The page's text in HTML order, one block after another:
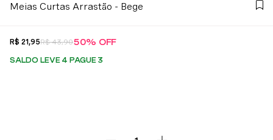
Meias Curtas Arrastão - Bege
R$ 21,95R$ 43,9050% OFF
SALDO LEVE 4 PAGUE 3